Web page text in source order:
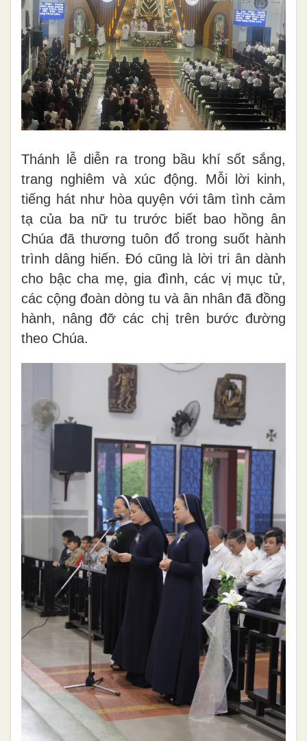
Thánh lễ diễn ra trong bầu khí sốt sắng,
trang nghiêm và xúc động. Mỗi lời kinh,
tiếng hát như hòa quyện với tâm tình cảm
tạ của ba nữ tu trước biết bao hồng ân
Chúa đã thương tuôn đổ trong suốt hành
trình dâng hiến. Đó cũng là lời tri ân dành
cho bậc cha mẹ, gia đình, các vị mục tử,
các cộng đoàn dòng tu và ân nhân đã đồng
hành, nâng đỡ các chị trên bước đường
theo Chúa.